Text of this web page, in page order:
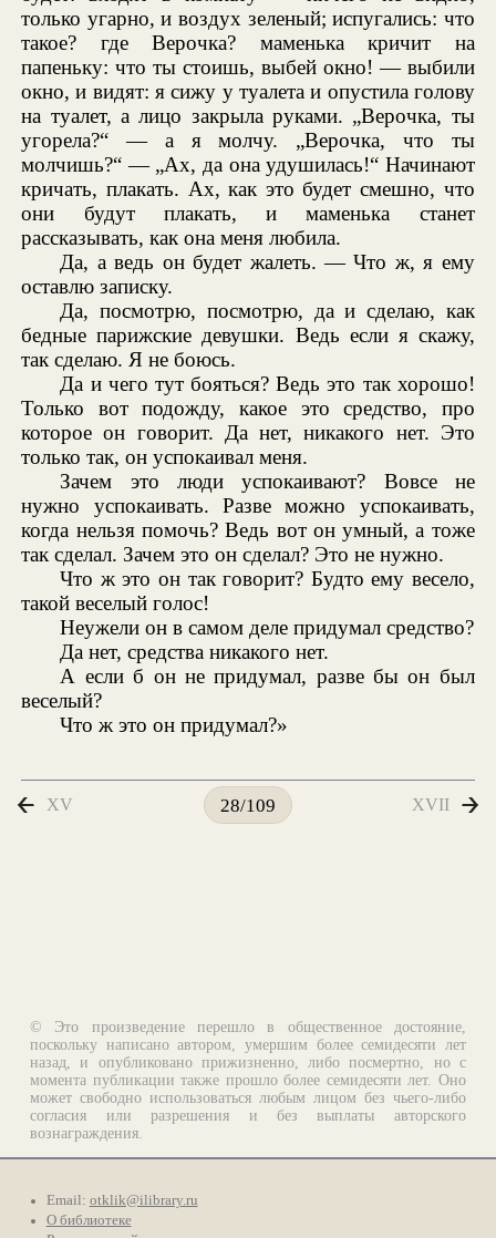
только угарно, и воздух зеленый; испугались: что
такое? где Верочка? маменька кричит на
папеньку: что ты стоишь, выбей окно! — выбили
окно, и видят: я сижу у туалета и опустила голову
на туалет, а лицо закрыла руками. „Верочка, ты
угорела?“ — а я молчу. „Верочка, что ты
молчишь?“ — „Ах, да она удушилась!“ Начинают
кричать, плакать. Ах, как это будет смешно, что
они будут плакать, и маменька станет
рассказывать, как она меня любила.
Да, а ведь он будет жалеть. — Что ж, я ему
оставлю записку.
Да, посмотрю, посмотрю, да и сделаю, как
бедные парижские девушки. Ведь если я скажу,
так сделаю. Я не боюсь.
Да и чего тут бояться? Ведь это так хорошо!
Только вот подожду, какое это средство, про
которое он говорит. Да нет, никакого нет. Это
только так, он успокаивал меня.
Зачем это люди успокаивают? Вовсе не
нужно успокаивать. Разве можно успокаивать,
когда нельзя помочь? Ведь вот он умный, а тоже
так сделал. Зачем это он сделал? Это не нужно.
Что ж это он так говорит? Будто ему весело,
такой веселый голос!
Неужели он в самом деле придумал средство?
Да нет, средства никакого нет.
А если б он не придумал, разве бы он был
веселый?
Что ж это он придумал?»
XV 28/109 XVII
© Это произведение перешло в общественное достояние,
поскольку написано автором, умершим более семидесяти лет
назад, и опубликовано прижизненно, либо посмертно, но с
момента публикации также прошло более семидесяти лет. Оно
может свободно использоваться любым лицом без чьего-либо
согласия или разрешения и без выплаты авторского
вознаграждения.
Email: otklik@ilibrary.ru
О библиотеке